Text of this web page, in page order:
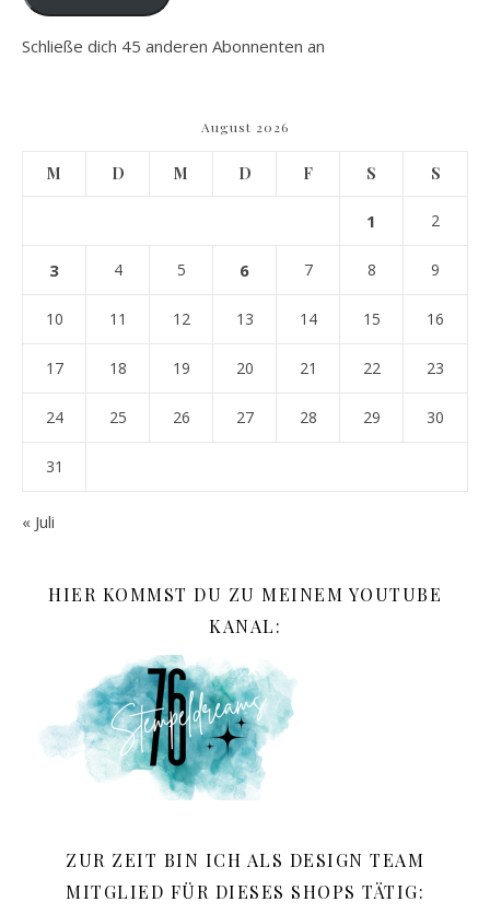
Schließe dich 45 anderen Abonnenten an
August 2026
M D M D F S S
1 2
3 4 5 6 7 8 9
10 11 12 13 14 15 16
17 18 19 20 21 22 23
24 25 26 27 28 29 30
31
« Juli
HIER KOMMST DU ZU MEINEM YOUTUBE
KANAL:
ZUR ZEIT BIN ICH ALS DESIGN TEAM
MITGLIED FÜR DIESES SHOPS TÄTIG: